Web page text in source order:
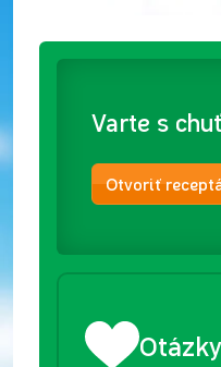
Varte s
Otvoriť